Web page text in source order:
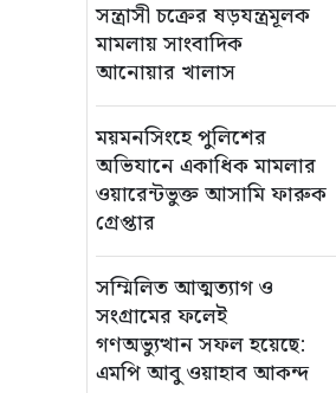
সন্ত্রাসী চক্রের ষড়যন্ত্রমূলক
মামলায় সাংবাদিক
আনোয়ার খালাস
ময়মনসিংহে পুলিশের
অভিযানে একাধিক মামলার
ওয়ারেন্টভুক্ত আসামি ফারুক
গ্রেপ্তার
সম্মিলিত আত্মত্যাগ ও
সংগ্রামের ফলেই
গণঅভ্যুত্থান সফল হয়েছে:
এমপি আবু ওয়াহাব আকন্দ